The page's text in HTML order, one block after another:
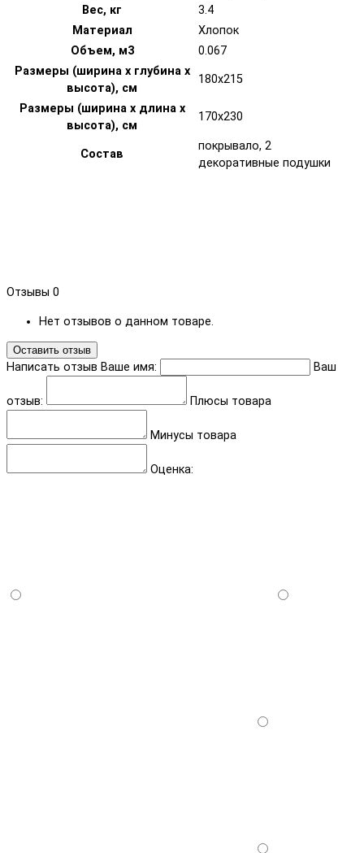
Вес, кг
3.4
Материал
Хлопок
Объем, м3
0.067
Размеры (ширина х глубина х
высота), см
180x215
Размеры (ширина х длина х
высота), см
170x230
Состав
покрывало, 2
декоративные подушки
Отзывы 0
Нет отзывов о данном товаре.
Оставить отзыв
Написать отзыв Ваше имя: Ваш
отзыв: Плюсы товара
Минусы товара
Оценка: